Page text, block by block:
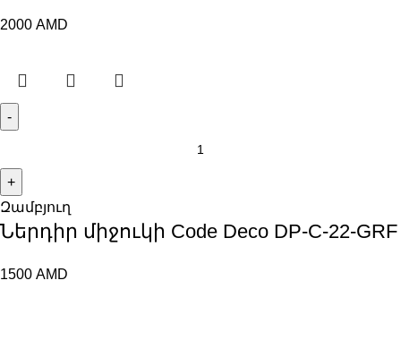
2000 AMD
Զամբյուղ
Ներդիր միջուկի Code Deco DP-C-22-GRF
1500 AMD